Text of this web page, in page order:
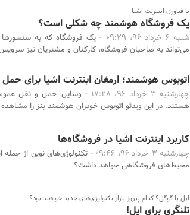
با فناوری اینترنت اشیا
یک فروشگاه هوشمند چه شکلی است؟
شنبه 6 خرداد 96، 09:29 -
یک فروشگاه که به
می‌تواند به صاحبان فروشگاه، کارکنان و مشتریان نیز
اتوبوس هوشمند؛ ارمغان اینترنت اشیا برای
چهارشنبه 3 خرداد 96، 17:28 -
وسایل حمل و نقل
هستند. در این ویدئو اتوبوس خودران هوشمند بنز را
کاربرد اینترنت اشیا در فروشگاه‌ها
چهارشنبه 3 خرداد 96، 09:46 -
تکنولوژی‌های نوین از
محیط‌های فروشگاهی خواهد داشت؟
اپل یا گوگل؟ کدام پیروز بازار تکنولوژی‌های جدید خواهند بود؟
تلنگری برای اپل!